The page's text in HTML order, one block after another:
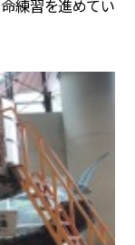
練習を進めてい